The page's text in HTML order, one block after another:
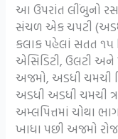
આ ઉપરાંત લીંબુનો
સંચળ એક ચપટી
કલાક પહેલાં સતત
એસિડિટી, ઉલટી
અજમો, અડધી ચમચી
અડધી અડધી ચમચી
અમ્લપિત્તમાં ચોથા
ખાધા પછી અજમો